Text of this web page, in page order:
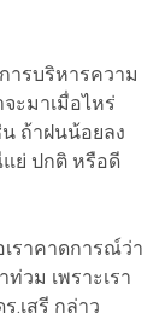
ารบริหารความ
ะมาเมื่อไหร่
ถ้าฝนน้อยลง
ย่ ปกติ หรือดี
ราคาดการณ์ว่า
วม เพราะเรา
เสรี กล่าว